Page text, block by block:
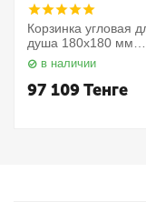
Корзинка угловая
душа 180х180 мм
Elegance
Keuco
в наличии
97 109Тенге